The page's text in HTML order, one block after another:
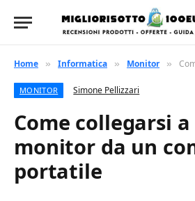
Home » Informatica » Monitor » Come
MONITOR Simone Pellizzari
Come collegarsi
monitor da un
portatile